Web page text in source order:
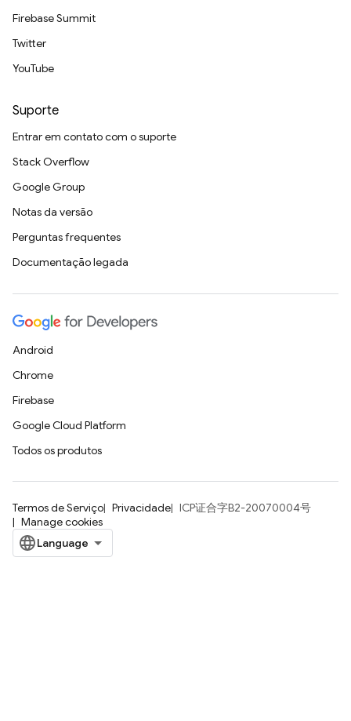
Firebase Summit
Twitter
YouTube
Suporte
Entrar em contato com o suporte
Stack Overflow
Google Group
Notas da versão
Perguntas frequentes
Documentação legada
Android
Chrome
Firebase
Google Cloud Platform
Todos os produtos
Termos de Serviço Privacidade
ICP证合字B2-20070004号
Manage cookies